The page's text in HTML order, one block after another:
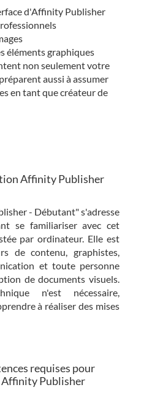
d'Affinity Publisher
éléments graphiques
non seulement votre
aussi à assumer
en tant que créateur de
Affinity Publisher
- Débutant" s'adresse
se familiariser avec cet
par ordinateur. Elle est
de contenu, graphistes,
et toute personne
de documents visuels.
n'est nécessaire,
à réaliser des mises
requises pour
Publisher